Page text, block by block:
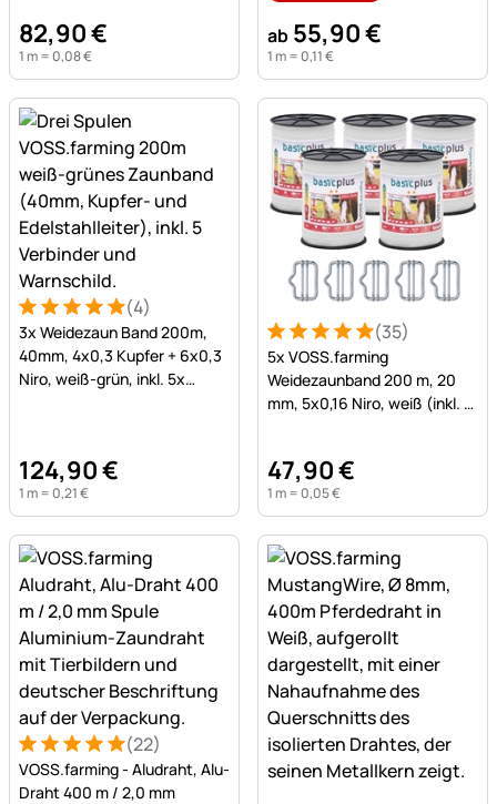
82,90€
1 m = 0,08€
ab 55,90€
1 m = 0,11€
Bewertung: 5 von 5 (4 Bewertungen)
4 Bewertungen
(4)
3x Weidezaun Band 200m,
40mm, 4x0,3 Kupfer + 6x0,3
Niro, weiß-grün, inkl. 5x
124,90€
1 m = 0,21€
Bewertung: 5 von 5 (35
35 Bewertungen
(35)
5x VOSS.farming
Weidezaunband 200 m, 20
mm, 5x0,16 Niro, weiß (inkl. 5
47,90€
1 m = 0,05€
Bewertung: 5 von 5 (22 Bewertungen)
22 Bewertungen
(22)
VOSS.farming - Aludraht, Alu-
Draht 400 m / 2,0 mm